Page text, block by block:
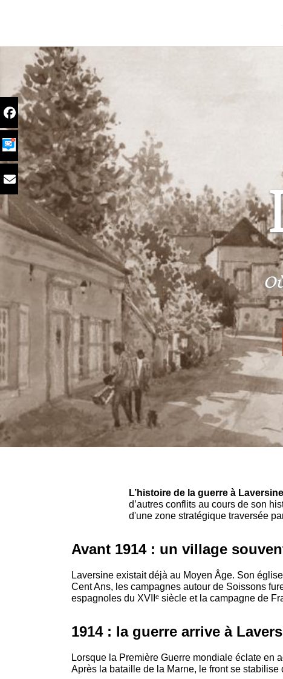
L’histoire de la guerre à
d’autres conflits au cours de son
d'une zone stratégique traversée
Avant 1914 : un village
Laversine existait déjà au Moyen Âge. Son
Cent Ans, les campagnes autour de Soissons
espagnoles du XVIIᵉ siècle et la campagne de
1914 : la guerre arrive à
Lorsque la Première Guerre mondiale éclate en
Après la bataille de la Marne, le front se